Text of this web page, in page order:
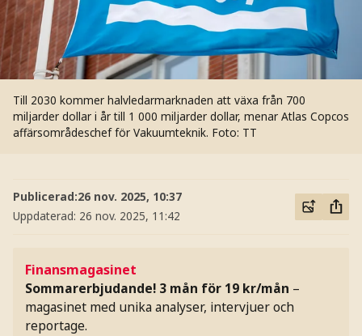
Till 2030 kommer halvledarmarknaden att växa från 700
miljarder dollar i år till 1 000 miljarder dollar, menar Atlas Copcos
affärsområdeschef för Vakuumteknik. Foto: TT
Publicerad:26 nov. 2025, 10:37
Uppdaterad: 26 nov. 2025, 11:42
Finansmagasinet
Sommarerbjudande! 3 mån för 19 kr/mån –
magasinet med unika analyser, intervjuer och
reportage.